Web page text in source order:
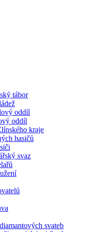
tábor
oddíl
oddíl
kraje
hasičů
svaz
svateb